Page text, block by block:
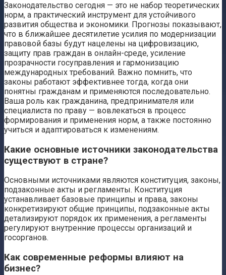
Законодательство сегодня — это не набор теоретических
норм, а практический инструмент для устойчивого
развития общества и экономики. Прогнозы показывают,
что в ближайшее десятилетие усилия по модернизации
правовой базы будут нацелены на цифровизацию,
защиту прав граждан в онлайн-среде, усиление
прозрачности госуправления и гармонизацию
международных требований. Важно помнить, что
законы работают эффективнее тогда, когда они
понятны гражданам и применяются последовательно.
Ваша роль как гражданина, предпринимателя или
специалиста по праву — вовлекаться в процесс
формирования и применения норм, а также постоянно
учиться и адаптироваться к изменениям.
Какие основные источники законодательства
существуют в стране?
Основными источниками являются конституция, законы,
подзаконные акты и регламенты. Конституция
устанавливает базовые принципы и права, законы
конкретизируют общие принципы, подзаконные акты
детализируют порядок их применения, а регламенты
регулируют внутренние процессы организаций и
госорганов.
Как современные реформы влияют на
бизнес?